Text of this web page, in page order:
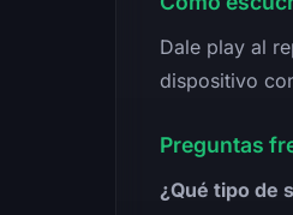
Dale play al
dispositivo
Preguntas
¿Qué tipo de